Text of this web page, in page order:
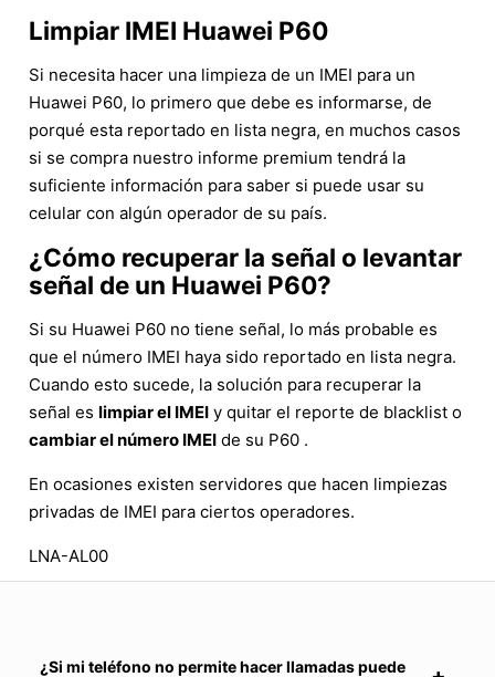
Limpiar IMEI Huawei P60
Si necesita hacer una limpieza de un IMEI para un
Huawei P60, lo primero que debe es informarse, de
porqué esta reportado en lista negra, en muchos casos
si se compra nuestro informe premium tendrá la
suficiente información para saber si puede usar su
celular con algún operador de su país.
¿Cómo recuperar la señal o levantar
señal de un Huawei P60?
Si su Huawei P60 no tiene señal, lo más probable es
que el número IMEI haya sido reportado en lista negra.
Cuando esto sucede, la solución para recuperar la
señal es limpiar el IMEI y quitar el reporte de blacklist o
cambiar el número IMEI de su P60 .
En ocasiones existen servidores que hacen limpiezas
privadas de IMEI para ciertos operadores.
LNA-AL00
¿Si mi teléfono no permite hacer llamadas puede